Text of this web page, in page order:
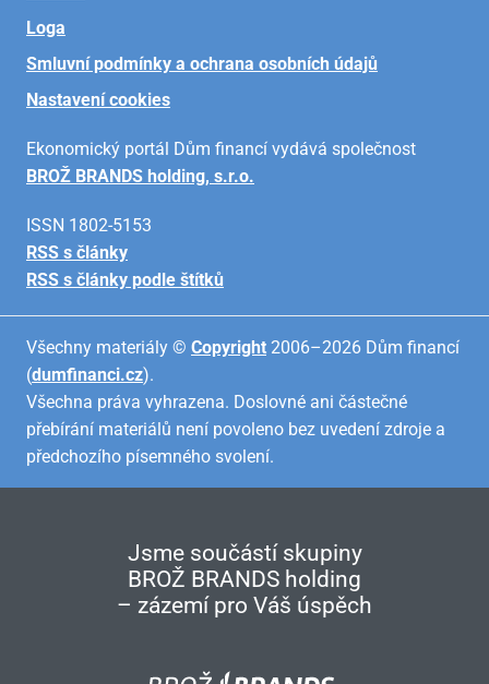
Loga
Smluvní podmínky a ochrana osobních údajů
Nastavení cookies
Ekonomický portál Dům financí vydává společnost
BROŽ BRANDS holding, s.r.o.
ISSN 1802-5153
RSS s články
RSS s články podle štítků
Všechny materiály © Copyright 2006–2026 Dům financí
(dumfinanci.cz).
Všechna práva vyhrazena. Doslovné ani částečné
přebírání materiálů není povoleno bez uvedení zdroje a
předchozího písemného svolení.
Jsme součástí skupiny
BROŽ BRANDS holding
– zázemí pro Váš úspěch